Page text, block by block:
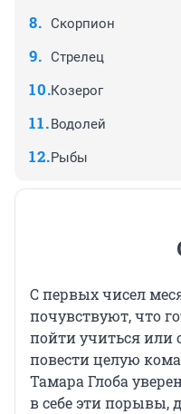
Скорпион
Стрелец
Козерог
Водолей
Рыбы
С первых чисел
почувствуют, что
пойти учиться или
повести целую
Тамара Глоба
в себе эти порывы,